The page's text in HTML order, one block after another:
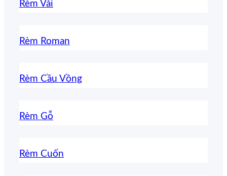
Rèm Vải
Rèm Roman
Rèm Cầu Vồng
Rèm Gỗ
Rèm Cuốn